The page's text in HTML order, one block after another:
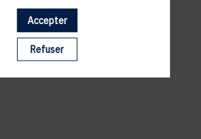
: rafraichissez votre navigateur
Accepter
Refuser